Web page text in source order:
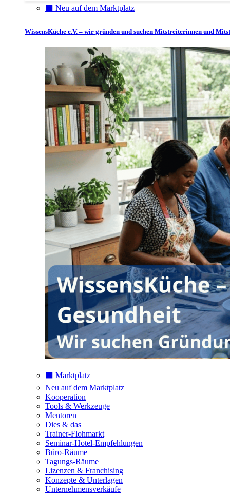
⬛️ Neu auf dem Marktplatz
WissensKüche e.V. – wir gründen und suchen Mitstreiterinnen und
⬛️ Marktplatz
Neu auf dem Marktplatz
Kooperation
Tools & Werkzeuge
Mentoren
Dies & das
Trainer-Flohmarkt
Seminar-Hotel-Empfehlungen
Büro-Räume
Tagungs-Räume
Lizenzen & Franchising
Konzepte & Unterlagen
Unternehmensverkäufe